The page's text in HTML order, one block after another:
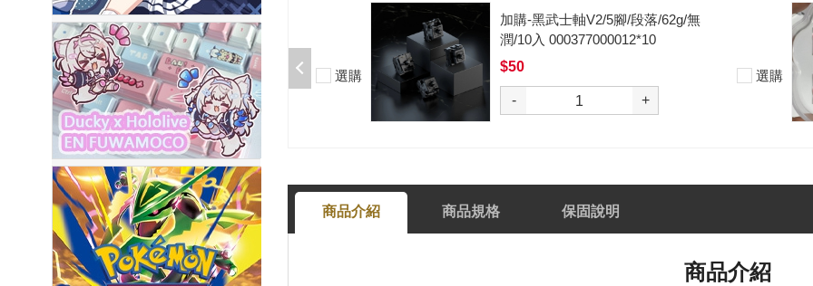
加購-剪刀石頭布猜拳鍵帽一盒四
入000385000289
$199
- +
選購
加購-夢境軸/5腳/段落/58g/無潤/10
入 000377000013*10
$50
- +
選購
商品介紹 商品規格 保固說明
商品介紹